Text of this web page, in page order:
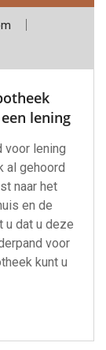
lening
voor lening
al gehoord
naar het
en de
u dat u deze
voor
kunt u